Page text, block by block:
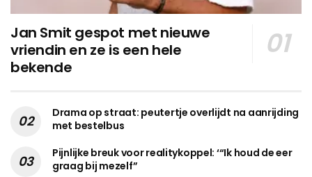
Jan Smit gespot met nieuwe
vriendin en ze is een hele
bekende
Drama op straat: peutertje overlijdt na aanrijding
met bestelbus
Pijnlijke breuk voor realitykoppel: ‘“Ik houd de eer
graag bij mezelf”